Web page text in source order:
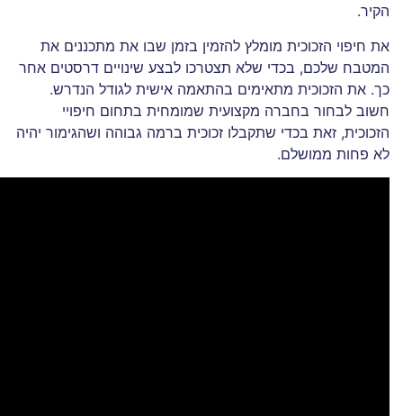
הקיר.
את חיפוי הזכוכית מומלץ להזמין בזמן שבו את מתכננים את
המטבח שלכם, בכדי שלא תצטרכו לבצע שינויים דרסטים אחר
כך. את הזכוכית מתאימים בהתאמה אישית לגודל הנדרש.
חשוב לבחור בחברה מקצועית שמומחית בתחום חיפויי
הזכוכית, זאת בכדי שתקבלו זכוכית ברמה גבוהה ושהגימור יהיה
לא פחות ממושלם.